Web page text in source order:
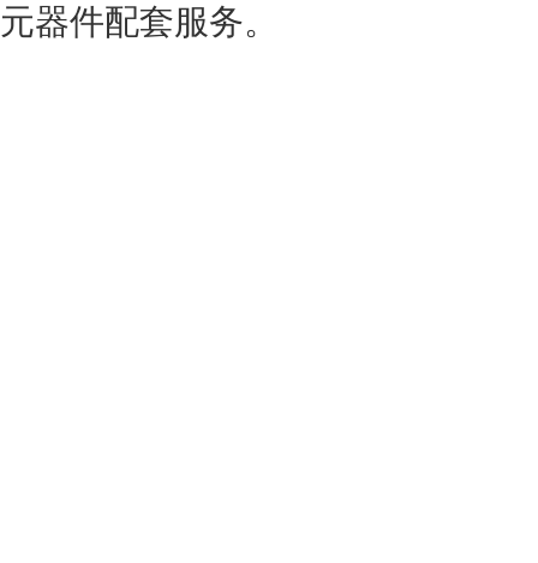
元器件配套服务。